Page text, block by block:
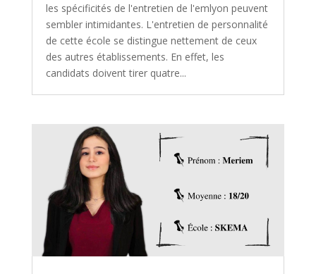
les spécificités de l'entretien de l'emlyon peuvent
sembler intimidantes. L'entretien de personnalité
de cette école se distingue nettement de ceux
des autres établissements. En effet, les
candidats doivent tirer quatre...